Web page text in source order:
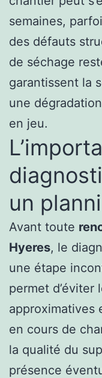
semaines,
des défauts
de séchage
garantissent la
une
en jeu.
un
Avant toute
Hyeres, le
une étape
permet d’éviter
approximatives
en cours de
la qualité du
présence